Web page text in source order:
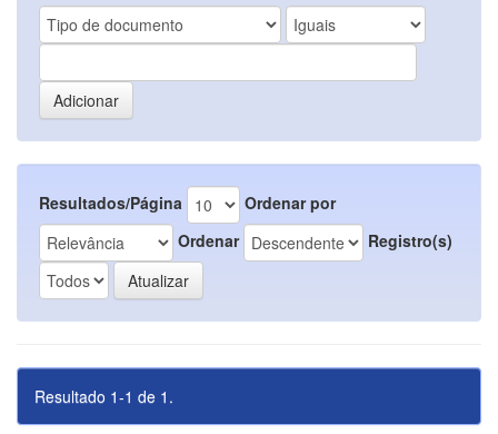
Resultados/Página
Ordenar por
Ordenar
Registro(s)
Resultado 1-1 de 1.